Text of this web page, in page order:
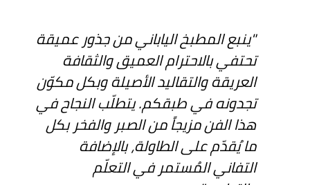
"ينبع المطبخ الياباني من جذور عميقة
تحتفي بالاحترام العميق والثقافة
العريقة والتقاليد الأصيلة وبكل مكوّن
تجدونه في طبقكم. يتطلّب النجاح في
هذا الفن مزيجاً من الصبر والفخر بكل
ما يُقدّم على الطاولة، بالإضافة
التفاني المُستمر في التعلّم